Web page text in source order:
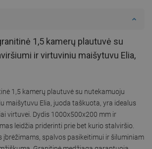
1,5 kamerų plautuvė su
ir virtuviniu maišytuvu Elia,
1,5 kamerų plautuvė su nutekamuoju
maišytuvu Elia, juoda taškuota, yra idealus
virtuvei. Dydis 1000x500x200 mm ir
leidžia priderinti prie bet kurio stalviršio.
spalvos pasikeitimui ir šiluminiam